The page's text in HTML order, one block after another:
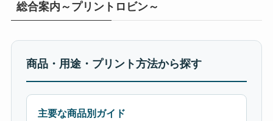
総合案内～プリントロビン～
商品・用途・プリント方法から探す
主要な商品別ガイド